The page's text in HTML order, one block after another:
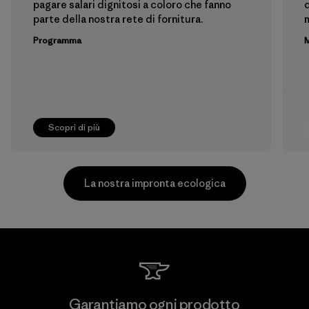
Scopri di più
pagare salari dignitosi a coloro che fanno
parte della nostra rete di fornitura.
Programma
Singtex Industrial
La nostra impronta ecologica
Garantiamo ogni prodotto